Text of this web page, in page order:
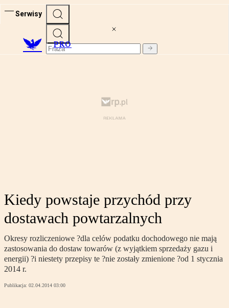
Serwisy
PRO
Kiedy powstaje przychód przy
dostawach powtarzalnych
Okresy rozliczeniowe ?dla celów podatku dochodowego nie mają
zastosowania do dostaw towarów (z wyjątkiem sprzedaży gazu i
energii) ?i niestety przepisy te ?nie zostały zmienione ?od 1 stycznia
2014 r.
Publikacja: 02.04.2014 03:00